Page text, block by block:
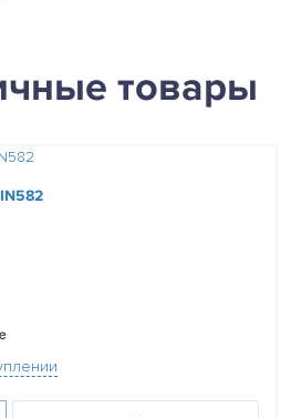
товары